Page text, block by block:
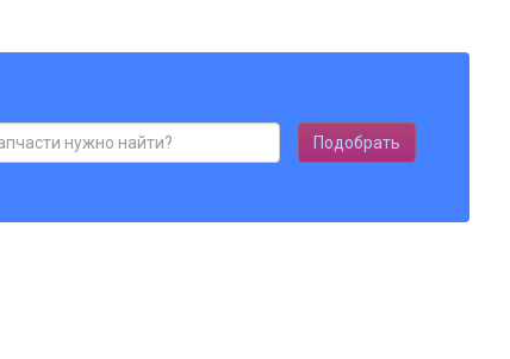
Подобрать